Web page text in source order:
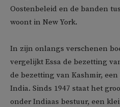
Oostenbeleid en de banden
woont in New York.
In zijn onlangs verschenen
vergelijkt Essa de bezetting
de bezetting van Kashmir,
India. Sinds 1947 staat het
onder Indiaas bestuur, een